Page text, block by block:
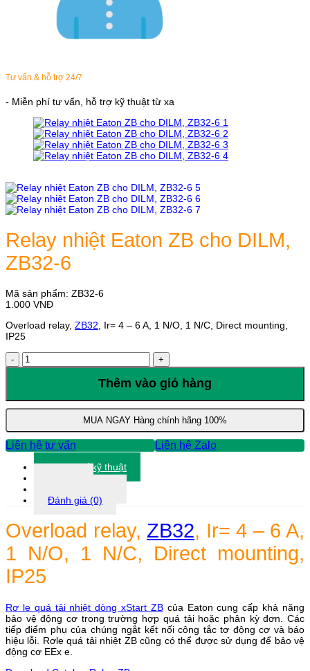
Tư vấn & hỗ trợ 24/7
- Miễn phí tư vấn, hỗ trợ kỹ thuật từ xa
Relay nhiệt Eaton ZB cho DILM,
ZB32-6
Mã sản phẩm: ZB32-6
1.000 VNĐ
Overload relay, ZB32, Ir= 4 – 6 A, 1 N/O, 1 N/C, Direct mounting,
IP25
Relay
nhiệt
cho
DILM,
6
số
Thêm vào giỏ hàng
MUA NGAY Hàng chính hãng 100%
Liên hệ tư vấn Liên hệ Zalo
Thông số kỹ thuật
Đánh giá (0)
Overload relay, ZB32, Ir= 4 – 6 A,
1 N/O, 1 N/C, Direct mounting,
IP25
Rơ le quá tải nhiệt dòng xStart ZBcủa Eaton cung cấp khả năng
bảo vệ động cơ trong trường hợp quá tải hoặc phân kỳ đơn. Các
tiếp điểm phụ của chúng ngắt kết nối công tắc tơ động cơ và báo
hiệu lỗi. Rơle quá tải nhiệt ZB cũng có thể được sử dụng để bảo vệ
động cơ EEx e.